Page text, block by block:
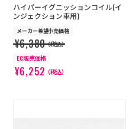
プライバシーポリシー
カスタマーハラスメントに対する方
ハイパーイグニッションコイル(イ
ンジェクション車用)
メーカー希望小売価格
¥6,380（税込）
EC販売価格
¥6,252（税込）